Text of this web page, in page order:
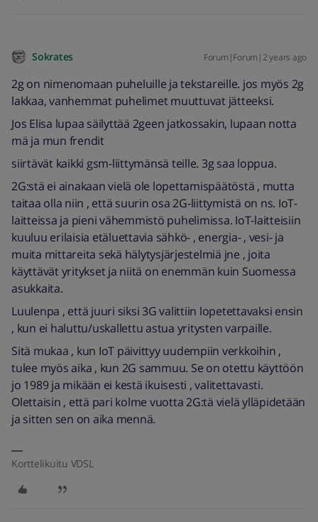
Sokrates Forum|Forum|2 years ago
2g on nimenomaan puheluille ja tekstareille. jos myös 2g
lakkaa, vanhemmat puhelimet muuttuvat jätteeksi.
Jos Elisa lupaa säilyttää 2geen jatkossakin, lupaan notta
mä ja mun frendit
siirtävät kaikki gsm-liittymänsä teille. 3g saa loppua.
2G:stä ei ainakaan vielä ole lopettamispäätöstä , mutta
taitaa olla niin , että suurin osa 2G-liittymistä on ns. IoT-
laitteissa ja pieni vähemmistö puhelimissa. IoT-laitteisiin
kuuluu erilaisia etäluettavia sähkö- , energia- , vesi- ja
muita mittareita sekä hälytysjärjestelmiä jne , joita
käyttävät yritykset ja niitä on enemmän kuin Suomessa
asukkaita.
Luulenpa , että juuri siksi 3G valittiin lopetettavaksi ensin
, kun ei haluttu/uskallettu astua yritysten varpaille.
Sitä mukaa , kun IoT päivittyy uudempiin verkkoihin ,
tulee myös aika , kun 2G sammuu. Se on otettu käyttöön
jo 1989 ja mikään ei kestä ikuisesti , valitettavasti.
Olettaisin , että pari kolme vuotta 2G:tä vielä ylläpidetään
ja sitten sen on aika mennä.
Korttelikuitu VDSL